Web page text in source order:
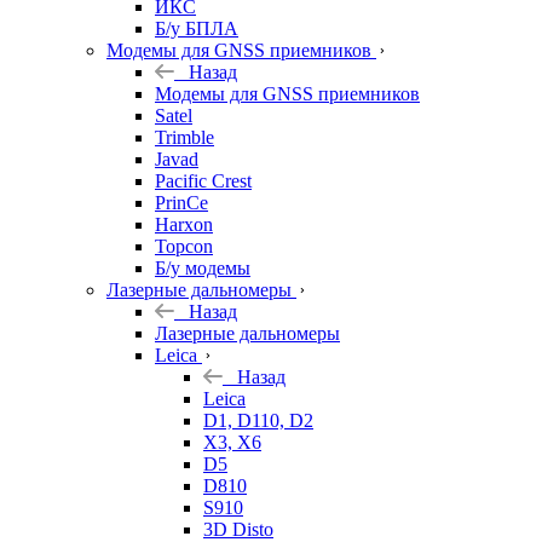
ИКС
Б/у БПЛА
Модемы для GNSS приемников
Назад
Модемы для GNSS приемников
Satel
Trimble
Javad
Pacific Crest
PrinCe
Harxon
Topcon
Б/у модемы
Лазерные дальномеры
Назад
Лазерные дальномеры
Leica
Назад
Leica
D1, D110, D2
X3, X6
D5
D810
S910
3D Disto